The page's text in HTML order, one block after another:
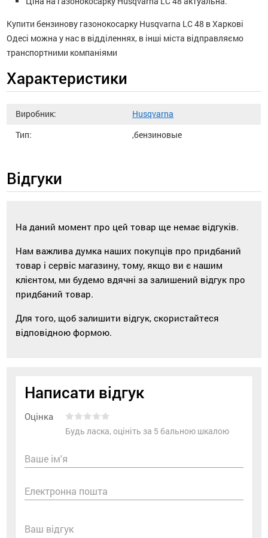
Купити бензинову газонокосарку Husqvarna LC 48 в Харкові
Одесі можна у нас в відділеннях, в інші міста відправляємо
транспортними компаніями
Характеристики
Виробник:
Husqvarna
Тип:
,бензиновые
Відгуки
На даний момент про цей товар ще немає відгуків.
Нам важлива думка наших покупців про придбаний
товар і сервіс магазину, тому, якщо ви є нашим
клієнтом, ми будемо вдячні за залишений відгук про
придбаний товар.
Для того, щоб залишити відгук, скористайтеся
відповідною формою.
Написати відгук
Оцінка
Будь ласка, оцініть за 5 бальною шкалою
Ваше ім'я
Електронна пошта
Ваш відгук